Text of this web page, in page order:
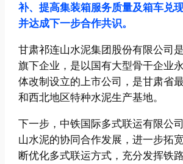
补、提高集装箱服务质量及箱车兑
并达成下一步合作共识。
甘肃祁连山水泥集团股份有限公司
旗下企业，是以国有大型骨干企业
体改制设立的上市公司，是甘肃省
和西北地区特种水泥生产基地。
下一步，中铁国际多式联运有限公
山水泥的协同合作发展，进一步拓
断优化多式联运方式，充分发挥铁